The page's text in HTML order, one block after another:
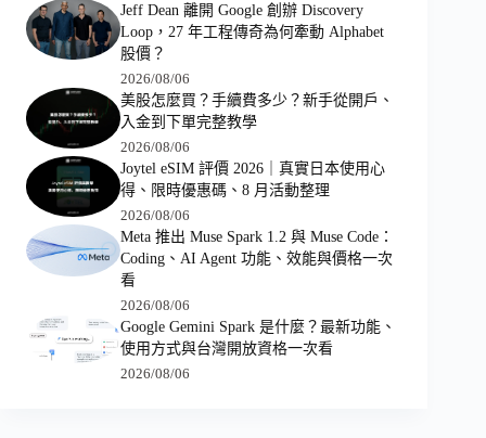
Jeff Dean 離開 Google 創辦 Discovery
Loop，27 年工程傳奇為何牽動 Alphabet
股價？
2026/08/06
美股怎麼買？手續費多少？新手從開戶、
入金到下單完整教學
2026/08/06
Joytel eSIM 評價 2026｜真實日本使用心
得、限時優惠碼、8 月活動整理
2026/08/06
Meta 推出 Muse Spark 1.2 與 Muse Code：
Coding、AI Agent 功能、效能與價格一次
看
2026/08/06
Google Gemini Spark 是什麼？最新功能、
使用方式與台灣開放資格一次看
2026/08/06